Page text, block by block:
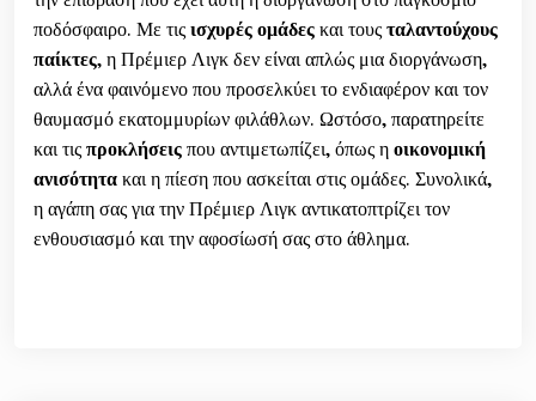
ποδόσφαιρο. Με τιςισχυρές ομάδεςκαι τουςταλαντούχους
παίκτες, η Πρέμιερ Λιγκ δεν είναι απλώς μια διοργάνωση,
αλλά ένα φαινόμενο που προσελκύει το ενδιαφέρον και τον
θαυμασμό εκατομμυρίων φιλάθλων. Ωστόσο, παρατηρείτε
και τιςπροκλήσειςπου αντιμετωπίζει, όπως ηοικονομική
ανισότητακαι η πίεση που ασκείται στις ομάδες. Συνολικά,
η αγάπη σας για την Πρέμιερ Λιγκ αντικατοπτρίζει τον
ενθουσιασμό και την αφοσίωσή σας στο άθλημα.